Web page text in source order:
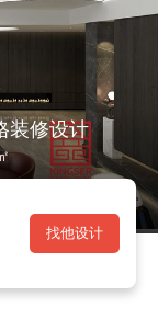
装修设计
找他设计